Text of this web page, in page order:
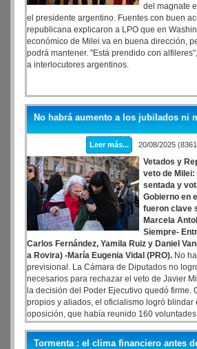
del magnate
el presidente argentino. Fuentes con buen
republicana explicaron a LPO que en
económico de Milei va en buena dirección,
podrá mantener. "Está prendido con
a interlocutores argentinos.
No habrá aumento a los jubilados ni
Leer más... 20/08/2025
Vetados y
veto de Milei:
sentada y
Gobierno en
fueron clave
Marcela
Siempre-
Carlos Fernández, Yamila Ruiz y Daniel
a Rovira) -María Eugenia Vidal (PRO). No
previsional. La Cámara de Diputados no
necesarios para rechazar el veto de Javier
la decisión del Poder Ejecutivo quedó firme.
propios y aliados, el oficialismo logró blindar
oposición, que había reunido 160
avanzada libertaria. Seis legisladores
gesto que terminó favoreciendo a la Casa
Tormenta : el clima financiero antes